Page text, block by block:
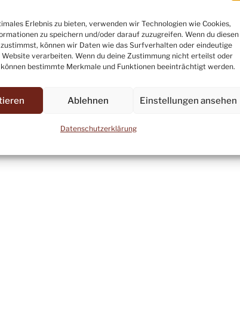
Erlebnis zu bieten, verwenden wir Technologien wie Cookies,
zu speichern und/oder darauf zuzugreifen. Wenn du diesen
können wir Daten wie das Surfverhalten oder eindeutige
Website verarbeiten. Wenn du deine Zustimmung nicht erteilst oder
bestimmte Merkmale und Funktionen beeinträchtigt werden.
Ablehnen Einstellungen ansehen
Datenschutzerklärung